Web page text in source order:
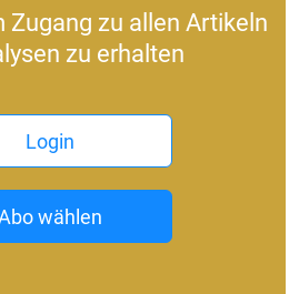
Zugang zu allen Artikeln
zu erhalten
Login
wählen